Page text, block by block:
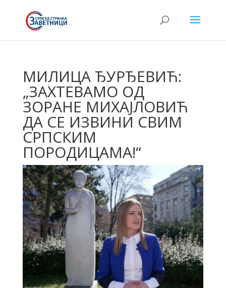
МИЛИЦА ЂУРЂЕВИЋ:
„ЗАХТЕВАМО ОД
ЗОРАНЕ МИХАЈЛОВИЋ
ДА СЕ ИЗВИНИ СВИМ
СРПСКИМ
ПОРОДИЦАМА!“